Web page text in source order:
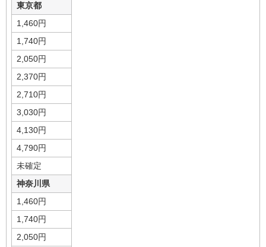
東京都
1,460円
1,740円
2,050円
2,370円
2,710円
3,030円
4,130円
4,790円
未確定
神奈川県
1,460円
1,740円
2,050円